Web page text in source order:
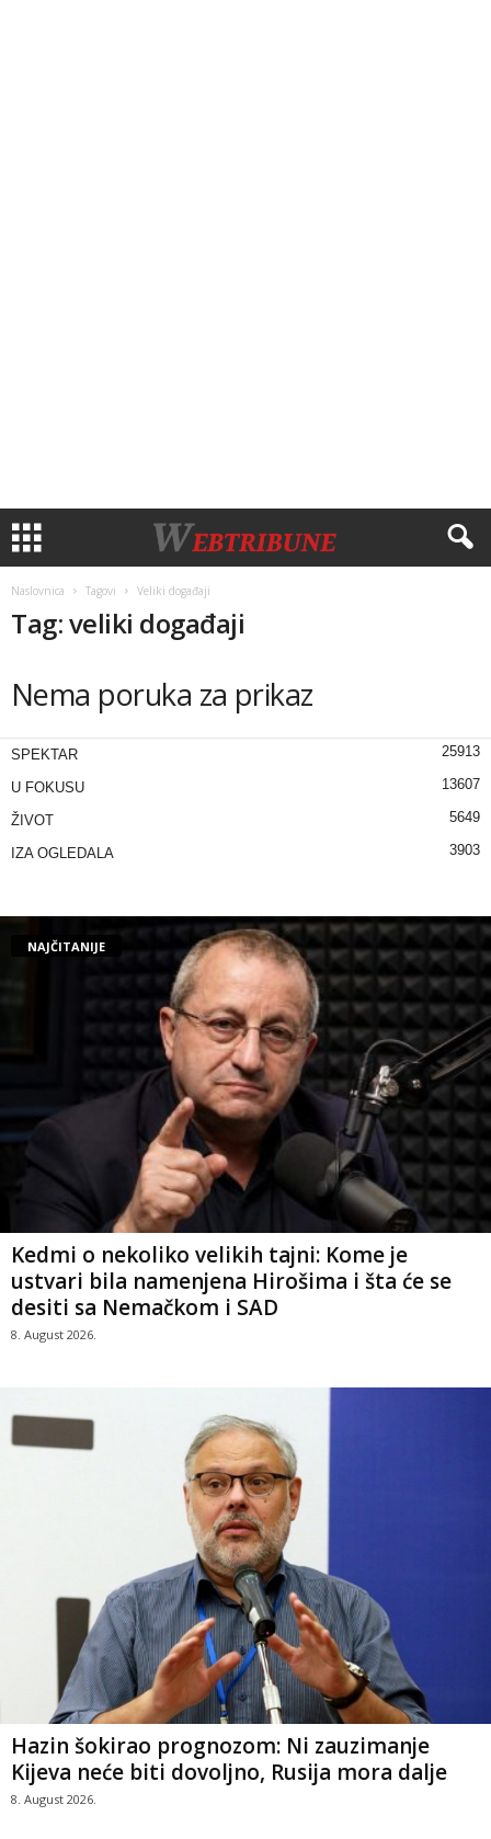
Naslovnica Tagovi Veliki događaji
Tag: veliki događaji
Nema poruka za prikaz
SPEKTAR 25913
U FOKUSU 13607
ŽIVOT 5649
IZA OGLEDALA 3903
NAJČITANIJE
Kedmi o nekoliko velikih tajni: Kome je
ustvari bila namenjena Hirošima i šta će se
desiti sa Nemačkom i SAD
8. August 2026.
Hazin šokirao prognozom: Ni zauzimanje
Kijeva neće biti dovoljno, Rusija mora dalje
8. August 2026.